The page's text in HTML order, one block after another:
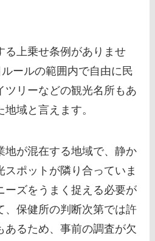
る上乗せ条例がありませ
ールの範囲内で自由に民
ツリーなどの観光名所もあ
域と言えます。
地が混在する地域で、静か
スポットが隣り合っていま
ーズをうまく捉える必要が
、保健所の判断次第では許
あるため、事前の調査が欠